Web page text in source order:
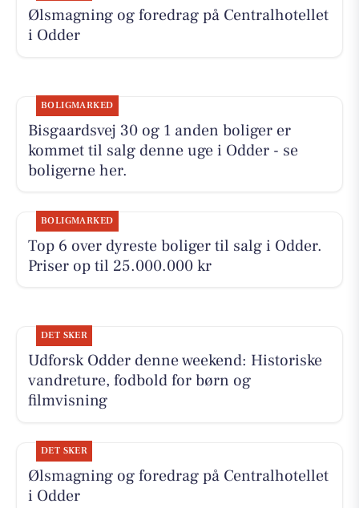
Ølsmagning og foredrag på Centralhotellet
i Odder
BOLIGMARKED
Bisgaardsvej 30 og 1 anden boliger er
kommet til salg denne uge i Odder - se
boligerne her.
BOLIGMARKED
Top 6 over dyreste boliger til salg i Odder.
Priser op til 25.000.000 kr
DET SKER
Udforsk Odder denne weekend: Historiske
vandreture, fodbold for børn og
filmvisning
DET SKER
Ølsmagning og foredrag på Centralhotellet
i Odder